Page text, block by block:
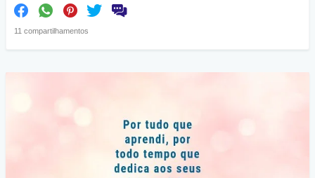
11 compartilhamentos